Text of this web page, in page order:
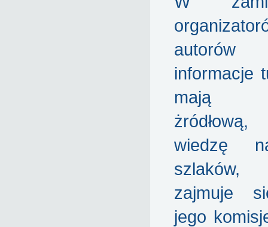
autorów
informacje
mają
wiedzę
zajmuje
jego